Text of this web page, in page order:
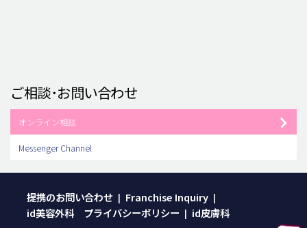
ご相談･お問い合わせ
オンライン相談
Messenger Channel
提携のお問い合わせ | Franchise Inquiry |
id美容外科 プライバシーポリシー | id皮膚科